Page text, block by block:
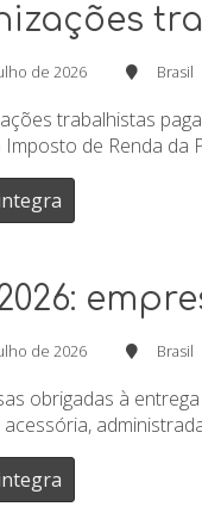
de 2026 Brasil
trabalhistas
de Renda da
de 2026 Brasil
obrigadas à